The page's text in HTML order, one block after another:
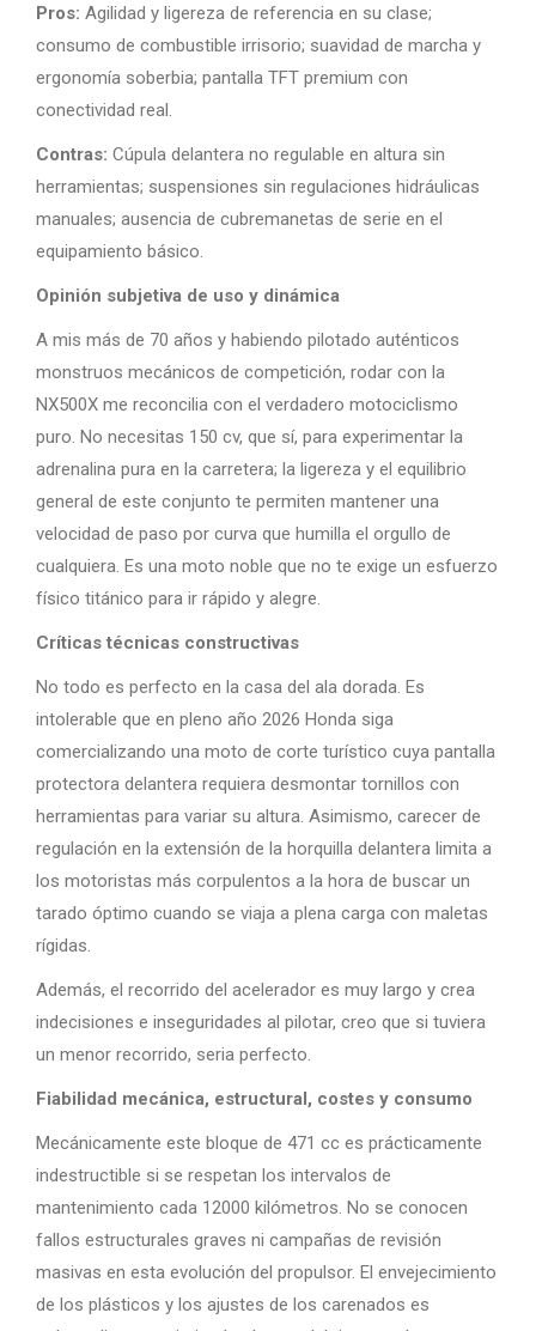
Pros: Agilidad y ligereza de referencia en su clase;
consumo de combustible irrisorio; suavidad de marcha y
ergonomía soberbia; pantalla TFT premium con
conectividad real.
Contras: Cúpula delantera no regulable en altura sin
herramientas; suspensiones sin regulaciones hidráulicas
manuales; ausencia de cubremanetas de serie en el
equipamiento básico.
Opinión subjetiva de uso y dinámica
A mis más de 70 años y habiendo pilotado auténticos
monstruos mecánicos de competición, rodar con la
NX500X me reconcilia con el verdadero motociclismo
puro. No necesitas 150 cv, que sí, para experimentar la
adrenalina pura en la carretera; la ligereza y el equilibrio
general de este conjunto te permiten mantener una
velocidad de paso por curva que humilla el orgullo de
cualquiera. Es una moto noble que no te exige un esfuerzo
físico titánico para ir rápido y alegre.
Críticas técnicas constructivas
No todo es perfecto en la casa del ala dorada. Es
intolerable que en pleno año 2026 Honda siga
comercializando una moto de corte turístico cuya pantalla
protectora delantera requiera desmontar tornillos con
herramientas para variar su altura. Asimismo, carecer de
regulación en la extensión de la horquilla delantera limita a
los motoristas más corpulentos a la hora de buscar un
tarado óptimo cuando se viaja a plena carga con maletas
rígidas.
Además, el recorrido del acelerador es muy largo y crea
indecisiones e inseguridades al pilotar, creo que si tuviera
un menor recorrido, seria perfecto.
Fiabilidad mecánica, estructural, costes y consumo
Mecánicamente este bloque de 471 cc es prácticamente
indestructible si se respetan los intervalos de
mantenimiento cada 12000 kilómetros. No se conocen
fallos estructurales graves ni campañas de revisión
masivas en esta evolución del propulsor. El envejecimiento
de los plásticos y los ajustes de los carenados es